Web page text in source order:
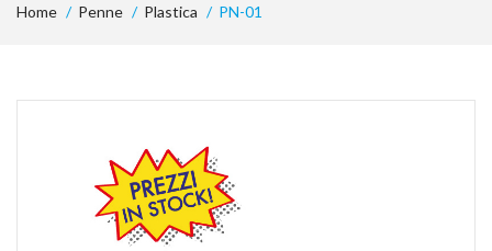
Home Penne Plastica PN-01